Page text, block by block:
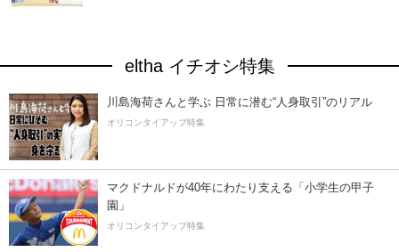
eltha イチオシ特集
川島海荷さんと学ぶ 日常に潜む“人身取引”のリアル
オリコンタイアップ特集
マクドナルドが40年にわたり支える「小学生の甲子
園」
オリコンタイアップ特集